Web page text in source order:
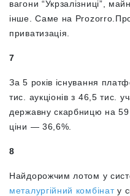
вагони “Укрзалізниці”,
інше. Саме на
приватизація.
7
За 5 років існування
тис. аукціонів з 46,5 тис.
державну скарбницю на
ціни — 36,6%.
8
Найдорожчим лотом у
металургійний комбінату